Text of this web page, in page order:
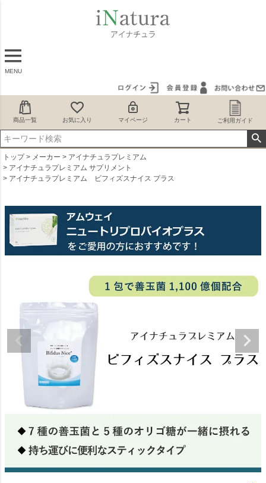
MENU
商品一覧 お気に入り マイページ カート ご利用ガイド
トップ メーカー
アイナチュラプレミアム
アイナチュラプレミアム サプリメント
アイナチュラプレミアム ビフィズスナイス プラス